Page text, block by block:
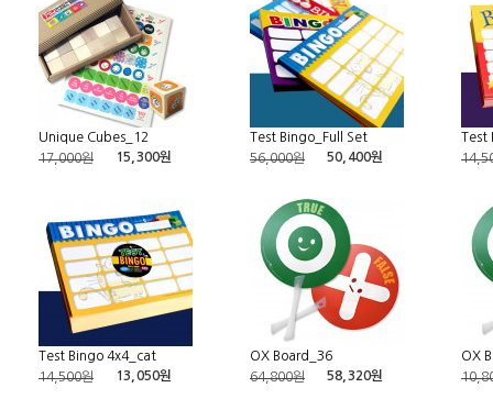
Unique Cubes_12
17,000원
15,300원
Test Bingo_Full Set
56,000원
50,400원
Test
Test Bingo 4x4_cat
14,500원
13,050원
OX Board_36
64,800원
58,320원
OX